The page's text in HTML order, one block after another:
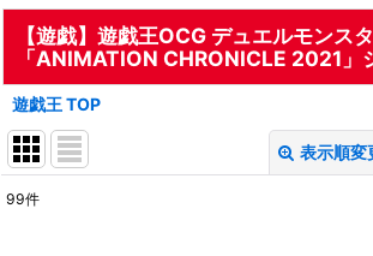
【遊戯】遊戯王OCG デュエルモンス
「ANIMATION CHRONICLE 2021」
遊戯王 TOP
表示順変
99件